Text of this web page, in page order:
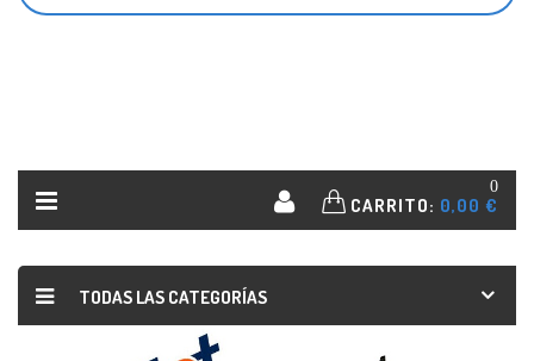
0
CARRITO: 0,00 €
TODAS LAS CATEGORÍAS